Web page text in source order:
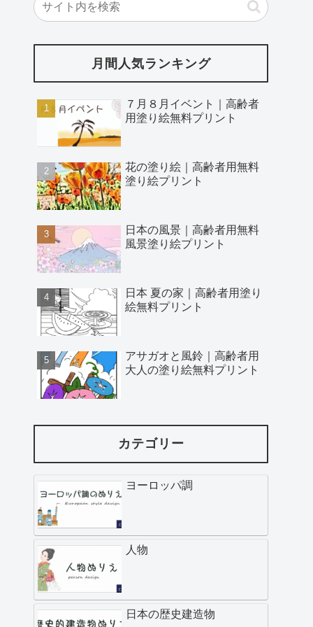
月間人気ランキング
７月８月イベント｜高齢者
用塗り絵無料プリント
花の塗り絵｜高齢者用無料
塗り絵プリント
日本の風景｜高齢者用無料
風景塗り絵プリント
日本 夏の家｜高齢者用塗り
絵無料プリント
アサガオと風鈴｜高齢者用
大人の塗り絵無料プリント
カテゴリー
ヨーロッパ調
人物
日本の歴史建造物